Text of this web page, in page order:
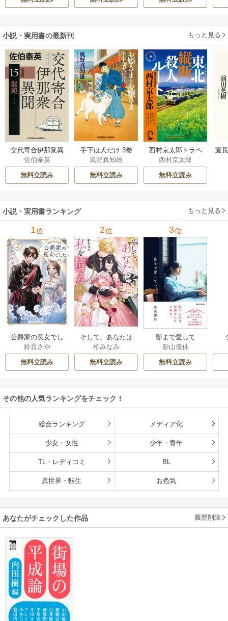
活
小説・実用書の最新刊 もっと見る
交代寄合伊那衆異
聞 15巻
佐伯泰英
無料立読み
手下は犬だけ 3巻
風野真知雄
無料立読み
西村京太郎トラベ
ルミステリー・セ
レクション 2巻
西村京太郎
無料立読み
宣
小説・実用書ランキング もっと見る
1位
公爵家の長女でし
た
鈴音さや
無料立読み
2位
そして、あなたは
私を捨てる
柏みなみ
無料立読み
3位
影まで愛して
影山優佳
無料立読み
その他の人気ランキングをチェック！
総合ランキング メディア化
少女・女性 少年・青年
TL・レディコミ BL
異世界・転生 お色気
あなたがチェックした作品 履歴削除